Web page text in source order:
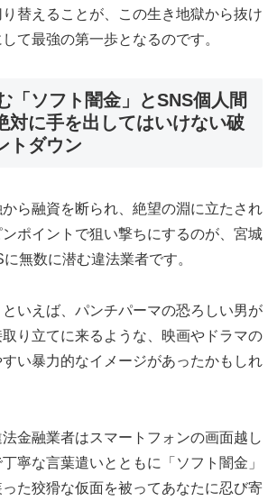
替えることが、この生き地獄から抜け
て最強の第一歩となるのです。
「ソフト闇金」とSNS個人間
対に手を出してはいけない破
トダウン
ら融資を断られ、絶望の淵に立たされ
ポイントで狙い撃ちにするのが、宮城
無数に潜む違法業者です。
いえば、パンチパーマの恐ろしい男が
り立てに来るような、映画やドラマの
い暴力的なイメージがあったかもしれ
金融業者はスマートフォンの画面越し
寧な言葉遣いとともに「ソフト闇金」
た狡猾な仮面を被ってあなたに忍び寄